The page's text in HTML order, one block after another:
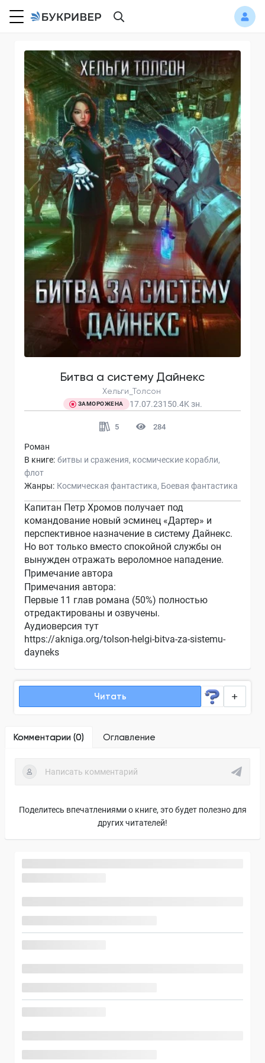
Битва а систему Дайнекс
Хельги_Толсон
ЗАМОРОЖЕНА 17.07.23150.4K зн.
5 284
Роман
В книге: битвы и сражения космические корабли
флот
Жанры: Космическая фантастика Боевая фантастика
Капитан Петр Хромов получает под
командование новый эсминец «Дартер» и
перспективное назначение в систему Дайнекс.
Но вот только вместо спокойной службы он
вынужден отражать вероломное нападение.
Примечание автора
Примечания автора:
Первые 11 глав романа (50%) полностью
отредактированы и озвучены.
Аудиоверсия тут
https://akniga.org/tolson-helgi-bitva-za-sistemu-
dayneks
Читать
Комментарии (0) Оглавление
Поделитесь впечатлениями о книге, это будет полезно для
других читателей!